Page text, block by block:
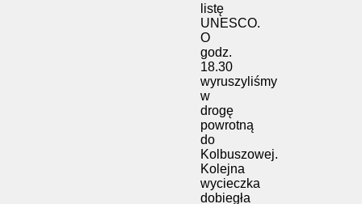
listę
UNESCO.
O
godz.
18.30
wyruszyliśmy
w
drogę
powrotną
do
Kolbuszowej.
Kolejna
wycieczka
dobiegła